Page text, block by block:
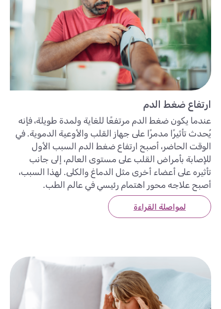
ارتفاع ضغط الدم
عندما يكون ضغط الدم مرتفعًا للغاية ولمدة طويلة، فإنه
يُحدث تأثيرًا مدمرًا على جهاز القلب والأوعية الدموية. في
الوقت الحاضر، أصبح ارتفاع ضغط الدم السبب الأول
للإصابة بأمراض القلب على مستوى العالم، إلى جانب
تأثيره على أعضاء أخرى مثل الدماغ والكلى. لهذا السبب،
أصبح علاجه محور اهتمام رئيسي في عالم الطب.
لمواصلة القراءة